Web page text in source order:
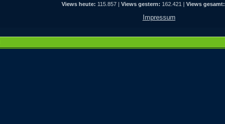
Views heute: 115.857 | Views gestern: 162.421 | Views gesamt:
Impressum